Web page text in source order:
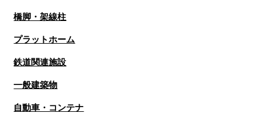
橋脚・架線柱
プラットホーム
鉄道関連施設
一般建築物
自動車・コンテナ